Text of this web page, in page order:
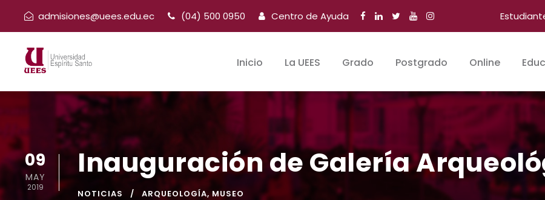
admisiones@uees.edu.ec (04) 500 0950 Centro de Ayuda
Inicio La UEES Grado Postgrado Online
09
MAY
2019
Inauguración de Galería
NOTICIAS ARQUEOLOGÍA, MUSEO